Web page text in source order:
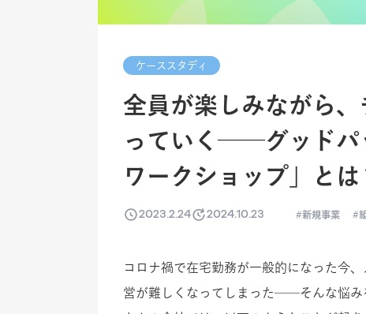
ケーススタディ
全員が楽しみながら
っていく──グッドパ
ワークショップ」とは
2023.2.24 2024.10.23 新規事業
コロナ禍で在宅勤務が一般的になった今
営が難しくなってしまった──そんな悩み